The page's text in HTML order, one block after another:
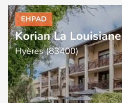
Korian La Louisiane
Hyères (83400)